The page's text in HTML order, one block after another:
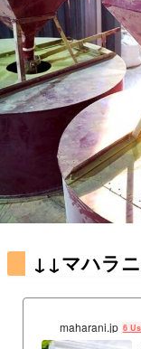
↓↓マハラ
maharani.jp 6